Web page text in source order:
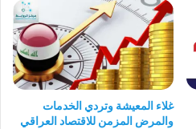
غلاء المعيشة وتردي الخدمات
والمرض المزمن للاقتصاد العراقي